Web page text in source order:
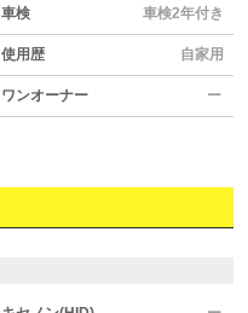
車検 車検2年付き
使用歴 自家用
ワンオーナー ー